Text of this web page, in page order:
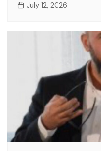
July 12, 2026